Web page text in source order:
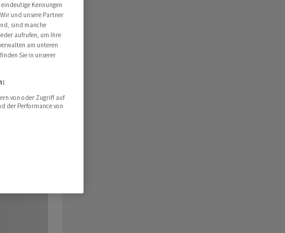
Kennungen
und unsere Partner
sind manche
aufrufen, um Ihre
am unteren
Sie in unserer
von oder Zugriff auf
der Performance von